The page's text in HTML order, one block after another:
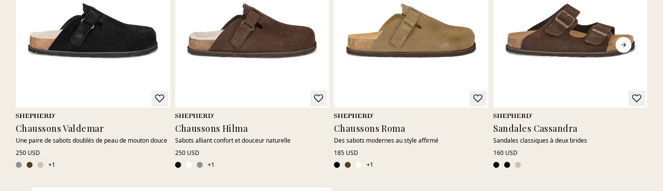
Chaussons Valdemar
Une paire de sabots doublés de peau de mouton douce
250 USD
+1
Chaussons Hilma
Sabots alliant confort et douceur naturelle
250 USD
+1
Chaussons Roma
Des sabots modernes au style affirmé
185 USD
+1
Sandales Cassandra
Sandales classiques à deux brides
160 USD